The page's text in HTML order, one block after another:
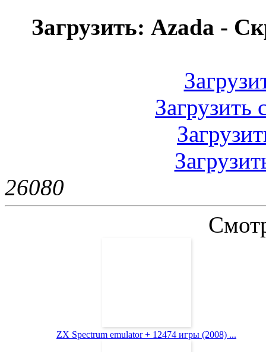
Загрузить: Azada -
Загрузить
26080
ZX Spectrum emulator + 12474 игры (2008) ...